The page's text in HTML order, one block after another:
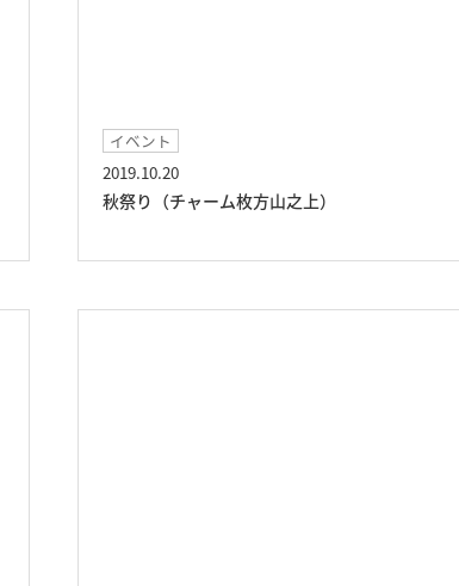
イベント
2019.10.20
秋祭り（チャーム枚方山之上）